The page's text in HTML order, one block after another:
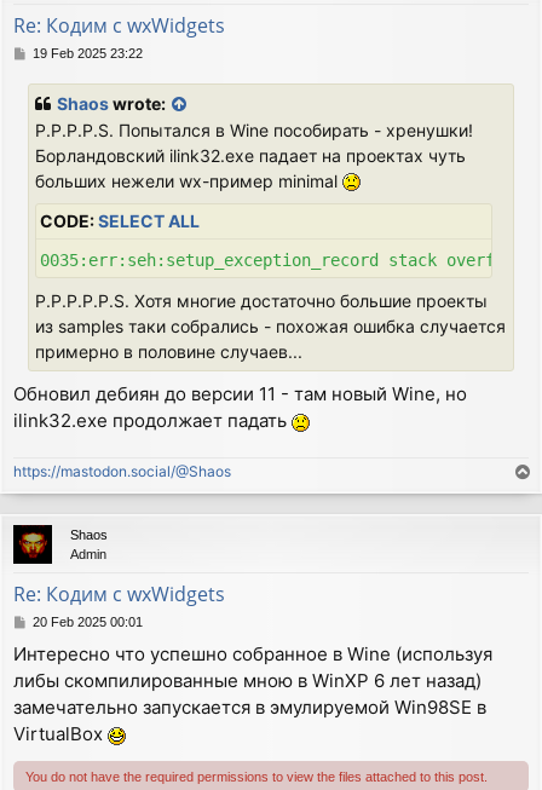
#include "icon20x20_copy.xpm"
const
const
#include "icon20x20_compile.xpm"
const
#include "icon20x20_explode.xpm"
{
  SetIcon(wxIcon(icon16x16_xpm));
  wxMenu *fileMenu = new wxMenu;
  wxMenu *helpMenu = new wxMenu;
helpMenu->Append(wxID_ABOUT,
fileMenu->Append(wxID_EXIT, wxT("E&xit...\tAlt-
  wxMenuBar *menuBar = new wxMenuBar();
  menuBar->Append(helpMenu, wxT("&Help"));
  SetMenuBar(menuBar);
  SetStatusText(wxT("Welcome to wxWidgets!"));
  wxToolBar* toolBar = new wxToolBar(this, wxID_ANY,
wxDefaultPosition, wxDefaultSize,
  wxBitmap bmpNew    (icon20x20_new_xpm);
  wxBitmap bmpSave   (icon20x20_save_xpm);
  wxBitmap bmpCut    (icon20x20_cut_xpm);
  wxBitmap bmpCopy   (icon20x20_copy_xpm);
  wxBitmap bmpPaste  (icon20x20_paste_xpm);
  wxBitmap bmpCompile(icon20x20_compile_xpm);
  wxBitmap bmpExplode(icon20x20_explode_xpm);
//  toolBar->SetToolBitmapSize(wxSize(64,64));
toolBar->AddTool (wxID_NEW,     bmpNew,
toolBar->AddTool (wxID_OPEN,    bmpOpen,
Re: Кодим с wxWidgets
P19 Feb 2025 23:22
Shaoswrote:
P.P.P.P.S. Попытался в Wine пособирать - хренушки!
Борландовский ilink32.exe падает на проектах чуть
больших нежели wx-пример minimal
CODE:SELECT ALL
P.P.P.P.P.S. Хотя многие достаточно большие проекты
из samples таки собрались - похожая ошибка случается
примерно в половине случаев...
Обновил дебиян до версии 11 - там новый Wine, но
ilink32.exe продолжает падать
https://mastodon.social/@Shaos
o
p
Shaos
Admin
Re: Кодим с wxWidgets
P
s
t
20 Feb 2025 00:01
Интересно что успешно собранное в Wine (используя
либы скомпилированные мною в WinXP 6 лет назад)
замечательно запускается в эмулируемой Win98SE в
VirtualBox
You do not have the required permissions to view the files attached to this post.